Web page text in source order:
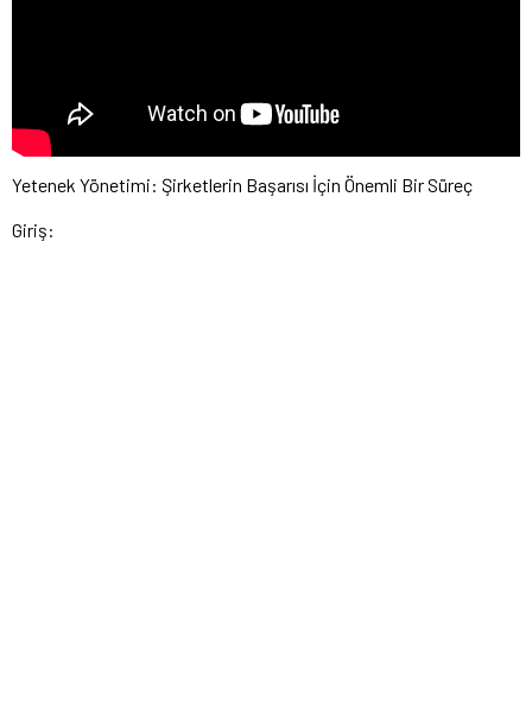
Yetenek Yönetimi: Şirketlerin Başarısı İçin Önemli Bir Süreç
Giriş: